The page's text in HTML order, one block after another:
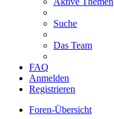
Suche
Das Team
FAQ
Anmelden
Registrieren
Foren-Übersicht